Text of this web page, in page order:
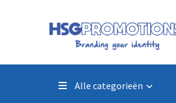
Alle categorieën